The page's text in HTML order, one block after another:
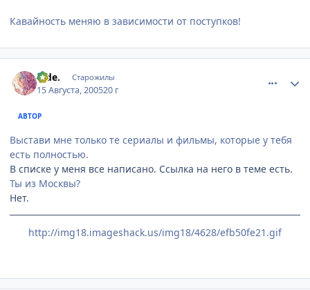
Кавайность меняю в зависимости от поступков!
hide. Старожилы
15 Августа, 200520 г
АВТОР
Выстави мне только те сериалы и фильмы, которые у тебя
есть полностью.
В списке у меня все написано. Ссылка на него в теме есть.
Ты из Москвы?
Нет.
http://img18.imageshack.us/img18/4628/efb50fe21.gif